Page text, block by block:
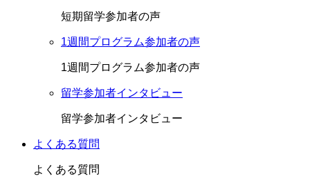
短期留学参加者の声
1週間プログラム参加者の声
1週間プログラム参加者の声
留学参加者インタビュー
留学参加者インタビュー
よくある質問
よくある質問